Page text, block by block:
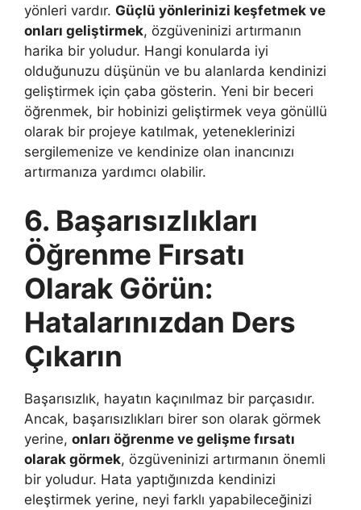
yönleri vardır. Güçlü yönlerinizi keşfetmek ve
onları geliştirmek, özgüveninizi artırmanın
harika bir yoludur. Hangi konularda iyi
olduğunuzu düşünün ve bu alanlarda kendinizi
geliştirmek için çaba gösterin. Yeni bir beceri
öğrenmek, bir hobinizi geliştirmek veya gönüllü
olarak bir projeye katılmak, yeteneklerinizi
sergilemenize ve kendinize olan inancınızı
artırmanıza yardımcı olabilir.
6. Başarısızlıkları
Öğrenme Fırsatı
Olarak Görün:
Hatalarınızdan Ders
Çıkarın
Başarısızlık, hayatın kaçınılmaz bir parçasıdır.
Ancak, başarısızlıkları birer son olarak görmek
yerine, onları öğrenme ve gelişme fırsatı
olarak görmek, özgüveninizi artırmanın önemli
bir yoludur. Hata yaptığınızda kendinizi
eleştirmek yerine, neyi farklı yapabileceğinizi